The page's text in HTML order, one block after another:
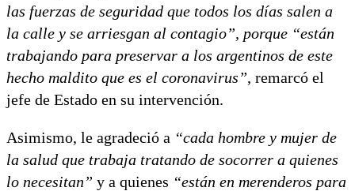
las fuerzas de seguridad que todos los días salen a
la calle y se arriesgan al contagio”, porque “están
trabajando para preservar a los argentinos de este
hecho maldito que es el coronavirus”, remarcó el
jefe de Estado en su intervención.
Asimismo, le agradeció a “cada hombre y mujer de
la salud que trabaja tratando de socorrer a quienes
lo necesitan” y a quienes “están en merenderos para